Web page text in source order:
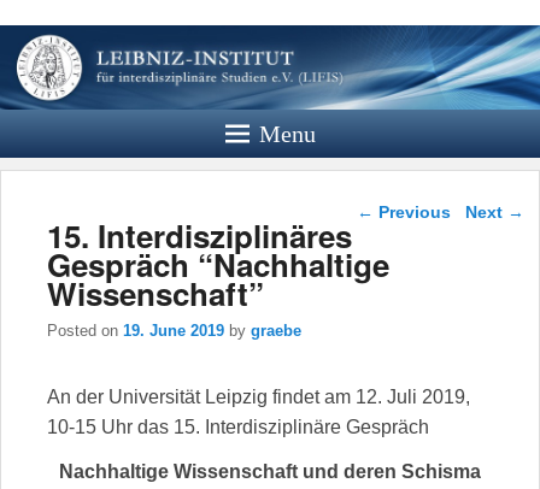
Leibniz
Institut
Website des Leibniz Instituts für
Interdisziplinäre Studien e.V.
Menu
Post navigation
← Previous Next →
15. Interdisziplinäres
Gespräch “Nachhaltige
Wissenschaft”
Posted on 19. June 2019 by graebe
An der Universität Leipzig findet am 12. Juli 2019,
10-15 Uhr das 15. Interdisziplinäre Gespräch
Nachhaltige Wissenschaft und deren Schisma